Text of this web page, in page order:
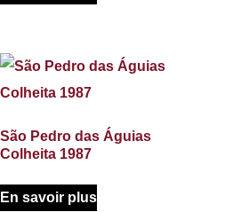
São Pedro das Águias
Colheita 1987
En savoir plus